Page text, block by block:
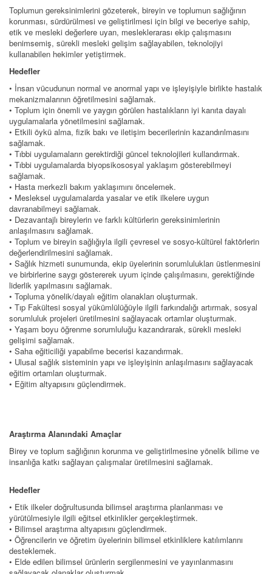
Toplumun gereksinimlerini gözeterek, bireyin ve toplumun sağlığının
korunması, sürdürülmesi ve geliştirilmesi için bilgi ve beceriye sahip,
etik ve mesleki değerlere uyan, mesleklerarası ekip çalışmasını
benimsemiş, sürekli mesleki gelişim sağlayabilen, teknolojiyi
kullanabilen hekimler yetiştirmek.
Hedefler
• İnsan vücudunun normal ve anormal yapı ve işleyişiyle birlikte hastalık
mekanizmalarının öğretilmesini sağlamak.
• Toplum için önemli ve yaygın görülen hastalıkların iyi kanıta dayalı
uygulamalarla yönetilmesini sağlamak.
• Etkili öykü alma, fizik bakı ve iletişim becerilerinin kazandırılmasını
sağlamak.
• Tıbbi uygulamaların gerektirdiği güncel teknolojileri kullandırmak.
• Tıbbi uygulamalarda biyopsikososyal yaklaşım gösterebilmeyi
sağlamak.
• Hasta merkezli bakım yaklaşımını öncelemek.
• Mesleksel uygulamalarda yasalar ve etik ilkelere uygun
davranabilmeyi sağlamak.
• Dezavantajlı bireylerin ve farklı kültürlerin gereksinimlerinin
anlaşılmasını sağlamak.
• Toplum ve bireyin sağlığıyla ilgili çevresel ve sosyo-kültürel faktörlerin
değerlendirilmesini sağlamak.
• Sağlık hizmeti sunumunda, ekip üyelerinin sorumlulukları üstlenmesini
ve birbirlerine saygı göstererek uyum içinde çalışılmasını, gerektiğinde
liderlik yapılmasını sağlamak.
• Topluma yönelik/dayalı eğitim olanakları oluşturmak.
• Tıp Fakültesi sosyal yükümlülüğüyle ilgili farkındalığı artırmak, sosyal
sorumluluk projeleri üretilmesini sağlayacak ortamlar oluşturmak.
• Yaşam boyu öğrenme sorumluluğu kazandırarak, sürekli mesleki
gelişimi sağlamak.
• Saha eğiticiliği yapabilme becerisi kazandırmak.
• Ulusal sağlık sisteminin yapı ve işleyişinin anlaşılmasını sağlayacak
eğitim ortamları oluşturmak.
• Eğitim altyapısını güçlendirmek.
Araştırma Alanındaki Amaçlar
Birey ve toplum sağlığının korunma ve geliştirilmesine yönelik bilime ve
insanlığa katkı sağlayan çalışmalar üretilmesini sağlamak.
Hedefler
• Etik ilkeler doğrultusunda bilimsel araştırma planlanması ve
yürütülmesiyle ilgili eğitsel etkinlikler gerçekleştirmek.
• Bilimsel araştırma altyapısını güçlendirmek.
• Öğrencilerin ve öğretim üyelerinin bilimsel etkinliklere katılımlarını
desteklemek.
• Elde edilen bilimsel ürünlerin sergilenmesini ve yayınlanmasını